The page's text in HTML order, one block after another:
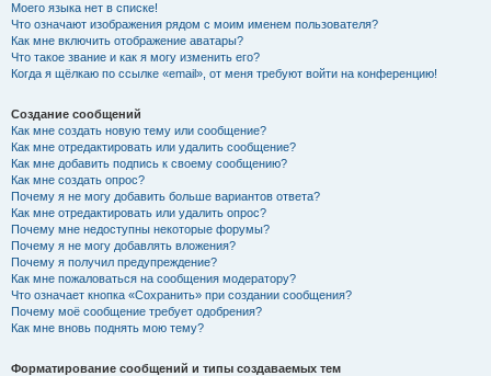
Моего языка нет в списке!
Что означают изображения рядом с моим именем пользователя?
Как мне включить отображение аватары?
Что такое звание и как я могу изменить его?
Когда я щёлкаю по ссылке «email», от меня требуют войти на конференцию!
Создание сообщений
Как мне создать новую тему или сообщение?
Как мне отредактировать или удалить сообщение?
Как мне добавить подпись к своему сообщению?
Как мне создать опрос?
Почему я не могу добавить больше вариантов ответа?
Как мне отредактировать или удалить опрос?
Почему мне недоступны некоторые форумы?
Почему я не могу добавлять вложения?
Почему я получил предупреждение?
Как мне пожаловаться на сообщения модератору?
Что означает кнопка «Сохранить» при создании сообщения?
Почему моё сообщение требует одобрения?
Как мне вновь поднять мою тему?
Форматирование сообщений и типы создаваемых тем